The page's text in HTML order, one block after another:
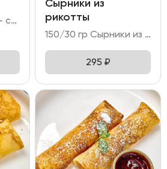
150/35 гр Состав: - сырники - 3 шт (творог; манная крупа; сахар; яйцо куриное; мука пшеничная; масло растительное); - брусничное варенье; - мята; сахарная мудра; голубика.
Сырники из
рикотты
150/30 гр Сырники из рикотты – нежные сырники из сыра рикотта с марципаном и миндальной мукой. Подается с брусничным вареньем.
295 ₽